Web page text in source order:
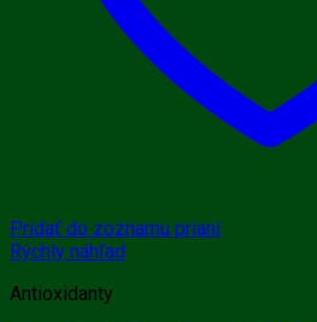
Pridať do zoznamu prianí
Rýchly náhľad
Antioxidanty